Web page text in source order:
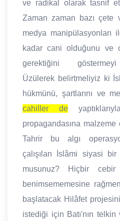
ve radikal olarak tasnif
Zaman zaman bazı çete
medya manipülasyonları
kadar cani olduğunu ve
gerektiğini göstermeyi
Üzülerek belirtmeliyiz ki
hükmünü, şartlarını ve
cahiller de
propagandasına malzeme
Tahrir bu algı
çalışılan İslâmi siyasi
musunuz? Hiçbir
benimsememesine
başlatacak Hilâfet
istediği için Batı'nın